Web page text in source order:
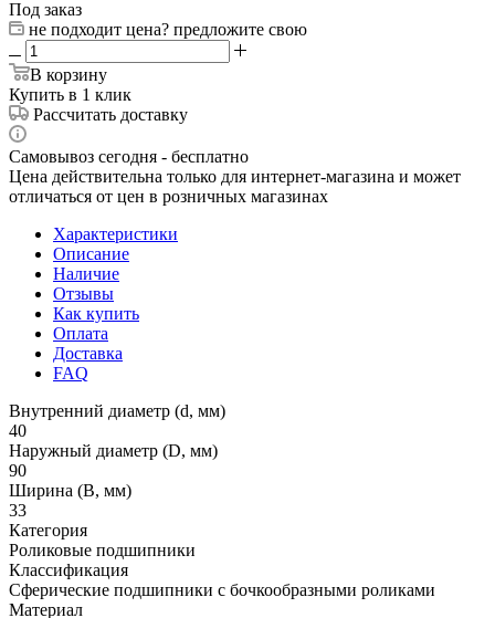
Под заказ
не подходит цена? предложите свою
В корзину
Купить в 1 клик
Рассчитать доставку
Самовывоз сегодня - бесплатно
Цена действительна только для интернет-магазина и может
отличаться от цен в розничных магазинах
Характеристики
Описание
Наличие
Отзывы
Как купить
Оплата
Доставка
FAQ
Внутренний диаметр (d, мм)
40
Наружный диаметр (D, мм)
90
Ширина (B, мм)
33
Категория
Роликовые подшипники
Классификация
Сферические подшипники с бочкообразными роликами
Материал